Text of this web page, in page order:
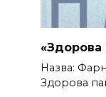
«Здорова
Назва:
Здорова